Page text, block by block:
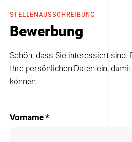
STELLENAUSSCHREIBUNG
Bewerbung
Schön, dass Sie interessiert sind.
Ihre persönlichen Daten ein,
können.
Vorname *